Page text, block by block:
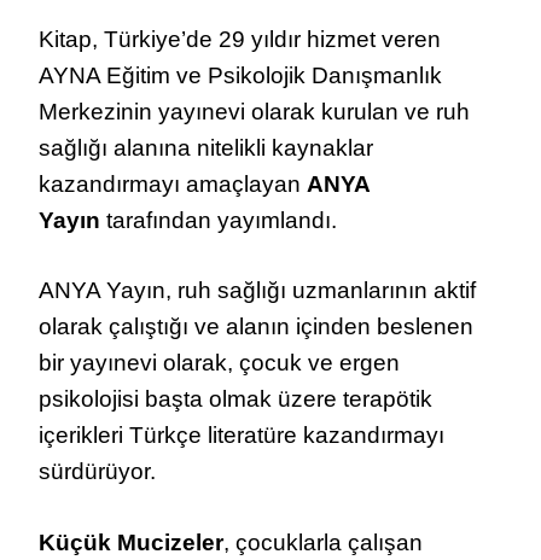
Kitap, Türkiye’de 29 yıldır hizmet veren
AYNA Eğitim ve Psikolojik Danışmanlık
Merkezinin yayınevi olarak kurulan ve ruh
sağlığı alanına nitelikli kaynaklar
kazandırmayı amaçlayan ANYA
Yayın tarafından yayımlandı.
ANYA Yayın, ruh sağlığı uzmanlarının aktif
olarak çalıştığı ve alanın içinden beslenen
bir yayınevi olarak, çocuk ve ergen
psikolojisi başta olmak üzere terapötik
içerikleri Türkçe literatüre kazandırmayı
sürdürüyor.
Küçük Mucizeler, çocuklarla çalışan